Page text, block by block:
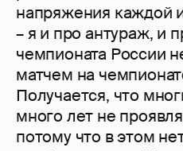
напряжения каждой
– я и про антураж, и
чемпионата России
матчем на
Получается, что
много лет не
потому что в этом